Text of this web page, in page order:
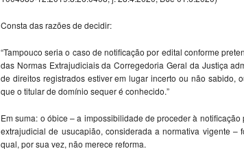
Consta das razões de decidir:
“Tampouco seria o caso de notificação por edital conforme
das Normas Extrajudiciais da Corregedoria Geral da Justiça
de direitos registrados estiver em lugar incerto ou não sabido,
que o titular de domínio sequer é conhecido.”
Em suma: o óbice – a impossibilidade de proceder à
extrajudicial de usucapião, considerada a normativa vigente
qual, por sua vez, não merece reforma.